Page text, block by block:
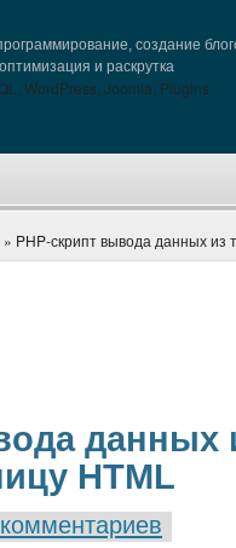
создание
и раскрутка
» PHP-скрипт вывода данных из
данных
HTML